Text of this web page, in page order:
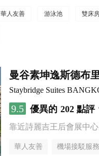
華人友善 游泳池 雙床
曼谷素坤逸斯德布
Staybridge Suites
9.5 優異的 202 點評
靠近詩麗吉王后會展中心
華人友善 機場接駁服務